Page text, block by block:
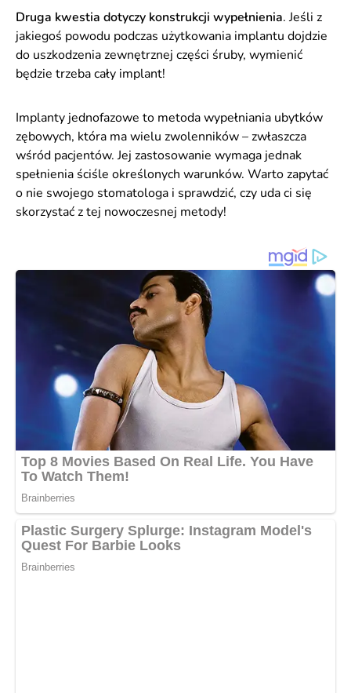
Druga kwestia dotyczy konstrukcji wypełnienia. Jeśli z
jakiegoś powodu podczas użytkowania implantu dojdzie
do uszkodzenia zewnętrznej części śruby, wymienić
będzie trzeba cały implant!
Implanty jednofazowe to metoda wypełniania ubytków
zębowych, która ma wielu zwolenników – zwłaszcza
wśród pacjentów. Jej zastosowanie wymaga jednak
spełnienia ściśle określonych warunków. Warto zapytać
o nie swojego stomatologa i sprawdzić, czy uda ci się
skorzystać z tej nowoczesnej metody!